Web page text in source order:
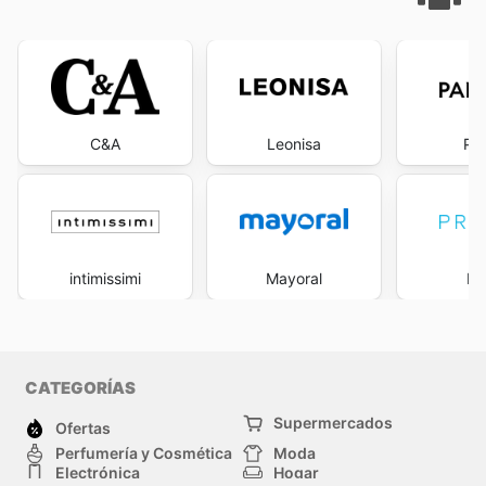
C&A
intimissimi
Leonisa
Mayoral
CATEGORÍAS
Ofertas
Supermercados
Perfumería y Cosmética
Moda
Electrónica
Hogar